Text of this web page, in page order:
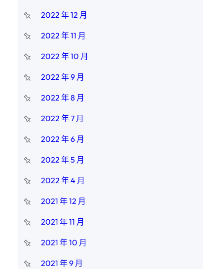
2022 年 12 月
2022 年 11 月
2022 年 10 月
2022 年 9 月
2022 年 8 月
2022 年 7 月
2022 年 6 月
2022 年 5 月
2022 年 4 月
2021 年 12 月
2021 年 11 月
2021 年 10 月
2021 年 9 月